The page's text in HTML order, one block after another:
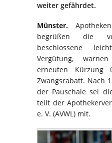
weiter gefährdet.
Münster.
begrüßen die
beschlossene
Vergütung,
erneuten Kürzung
Zwangsrabatt. Nach
der Pauschale sei
teilt der
e. V. (AVWL) mit.